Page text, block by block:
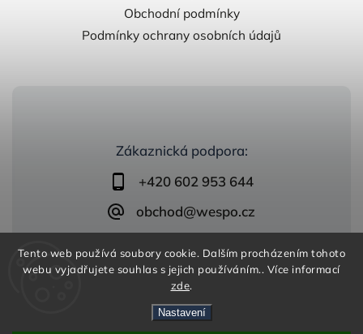
Tento web používá soubory cookie. Dalším procházením tohoto
webu vyjadřujete souhlas s jejich používáním.. Více informací
zde.
Nastavení
Zákaznická podpora:
+420 602 953 644
obchod@wespo.cz
Obchodní podmínky
Podmínky ochrany osobních údajů
zelezobeton.wespo.cz